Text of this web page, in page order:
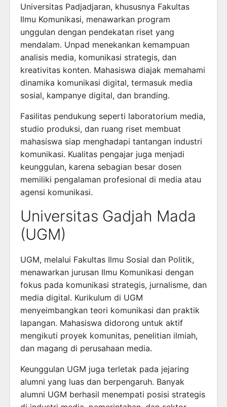
Universitas Padjadjaran, khususnya Fakultas
Ilmu Komunikasi, menawarkan program
unggulan dengan pendekatan riset yang
mendalam. Unpad menekankan kemampuan
analisis media, komunikasi strategis, dan
kreativitas konten. Mahasiswa diajak memahami
dinamika komunikasi digital, termasuk media
sosial, kampanye digital, dan branding.
Fasilitas pendukung seperti laboratorium media,
studio produksi, dan ruang riset membuat
mahasiswa siap menghadapi tantangan industri
komunikasi. Kualitas pengajar juga menjadi
keunggulan, karena sebagian besar dosen
memiliki pengalaman profesional di media atau
agensi komunikasi.
Universitas Gadjah Mada
(UGM)
UGM, melalui Fakultas Ilmu Sosial dan Politik,
menawarkan jurusan Ilmu Komunikasi dengan
fokus pada komunikasi strategis, jurnalisme, dan
media digital. Kurikulum di UGM
menyeimbangkan teori komunikasi dan praktik
lapangan. Mahasiswa didorong untuk aktif
mengikuti proyek komunitas, penelitian ilmiah,
dan magang di perusahaan media.
Keunggulan UGM juga terletak pada jejaring
alumni yang luas dan berpengaruh. Banyak
alumni UGM berhasil menempati posisi strategis